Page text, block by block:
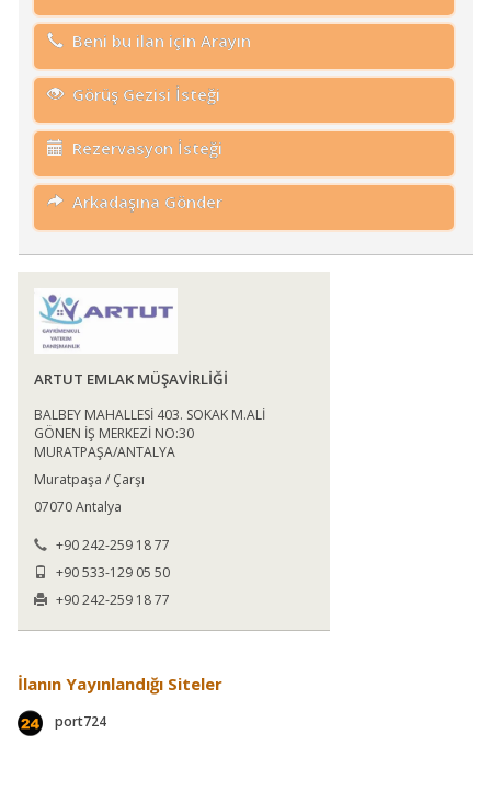
Beni bu ilan için Arayın
Görüş Gezisi İsteği
Rezervasyon İsteği
Arkadaşına Gönder
ARTUT EMLAK MÜŞAVİRLİĞİ
BALBEY MAHALLESİ 403. SOKAK M.ALİ
GÖNEN İŞ MERKEZİ NO:30
MURATPAŞA/ANTALYA
Muratpaşa / Çarşı
07070 Antalya
+90 242-259 18 77
+90 533-129 05 50
+90 242-259 18 77
İlanın Yayınlandığı Siteler
port724